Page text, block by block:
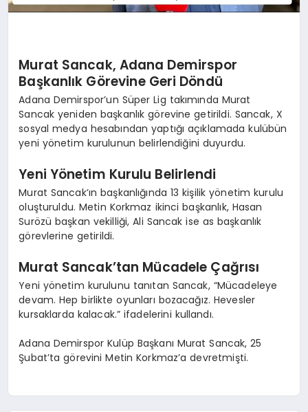
Murat Sancak, Adana Demirspor
Başkanlık Görevine Geri Döndü
Adana Demirspor’un Süper Lig takımında Murat
Sancak yeniden başkanlık görevine getirildi. Sancak, X
sosyal medya hesabından yaptığı açıklamada kulübün
yeni yönetim kurulunun belirlendiğini duyurdu.
Yeni Yönetim Kurulu Belirlendi
Murat Sancak’ın başkanlığında 13 kişilik yönetim kurulu
oluşturuldu. Metin Korkmaz ikinci başkanlık, Hasan
Surözü başkan vekilliği, Ali Sancak ise as başkanlık
görevlerine getirildi.
Murat Sancak’tan Mücadele Çağrısı
Yeni yönetim kurulunu tanıtan Sancak, “Mücadeleye
devam. Hep birlikte oyunları bozacağız. Hevesler
kursaklarda kalacak.” ifadelerini kullandı.
Adana Demirspor Kulüp Başkanı Murat Sancak, 25
Şubat’ta görevini Metin Korkmaz’a devretmişti.